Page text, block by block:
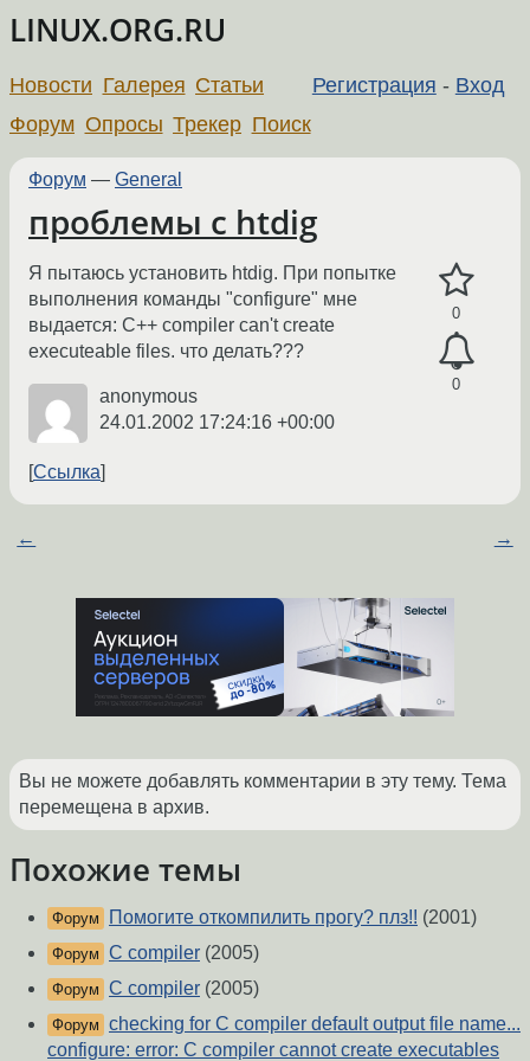
LINUX.ORG.RU
Регистрация - Вход
Новости Галерея Статьи
Форум Опросы Трекер Поиск
Форум — General
проблемы с htdig
0
0
Я пытаюсь установить htdig. При попытке
выполнения команды "configure" мне
выдается: C++ compiler can't create
executeable files. что делать???
anonymous
24.01.2002 17:24:16 +00:00
Ссылка
← →
Вы не можете добавлять комментарии в эту тему. Тема
перемещена в архив.
Похожие темы
Форум Помогите откомпилить прогу? плз!! (2001)
Форум C compiler (2005)
Форум C compiler (2005)
Форум checking for C compiler default output file name...
configure: error: C compiler cannot create executables